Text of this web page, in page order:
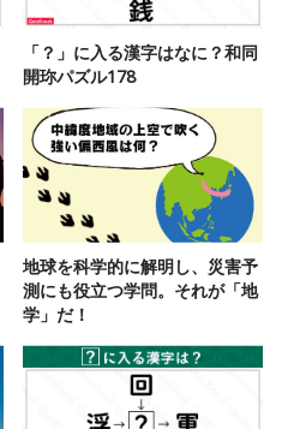
「？」に入る漢字はなに？和同
開珎パズル178
地球を科学的に解明し、災害予
測にも役立つ学問。それが「地
学」だ！